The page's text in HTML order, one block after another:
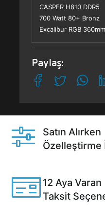
CASPER H810 DDR5
700 Watt 80+ Bronz
Excalibur RGB
Paylaş:
Satın Alırken
Özelleştirme
12 Aya Varan
Taksit